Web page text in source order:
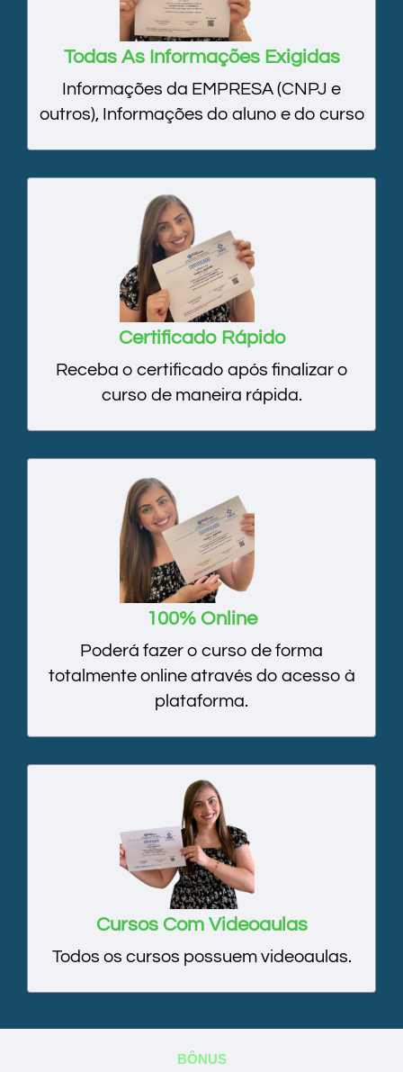
Todas As Informações Exigidas
Informações da EMPRESA (CNPJ e
outros), Informações do aluno e do curso
Certificado Rápido
Receba o certificado após finalizar o
curso de maneira rápida.
100% Online
Poderá fazer o curso de forma
totalmente online através do acesso à
plataforma.
Cursos Com Videoaulas
Todos os cursos possuem videoaulas.
BÔNUS